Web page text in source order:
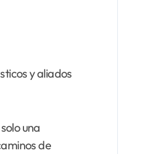
y aliados
una
de